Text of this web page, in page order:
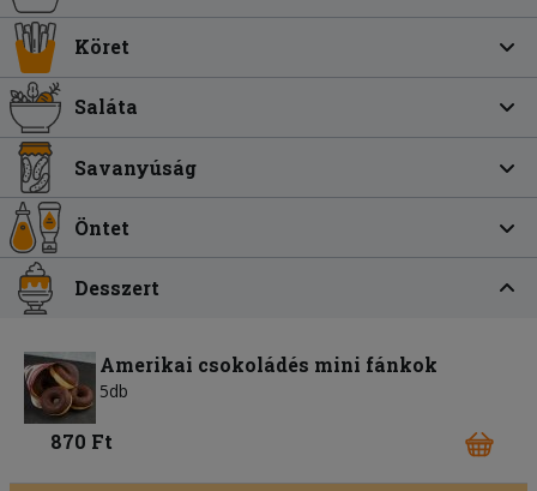
Köret
Saláta
Savanyúság
Öntet
Desszert
Amerikai csokoládés mini fánkok
5db
870 Ft